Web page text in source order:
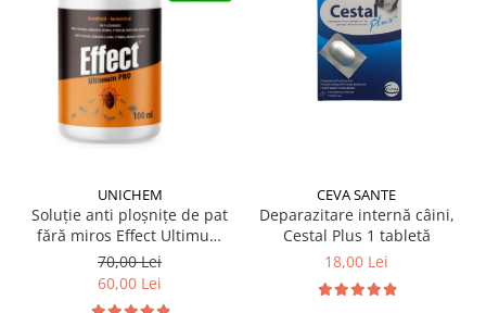
UNICHEM
Soluție anti ploșnițe de pat
fără miros Effect Ultimum
PRO 100 ml
70,00 Lei
60,00 Lei
CEVA SANTE
Deparazitare internă câini,
Cestal Plus 1 tabletă
18,00 Lei